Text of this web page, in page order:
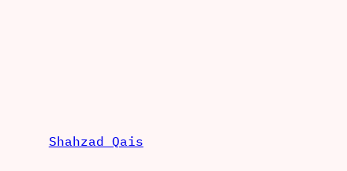
Shahzad Qais